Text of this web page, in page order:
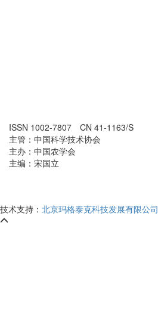
ISSN 1002-7807 CN 41-1163/S
主管：中国科学技术协会
主办：中国农学会
主编：宋国立
技术支持： 北京玛格泰克科技发展有限公司